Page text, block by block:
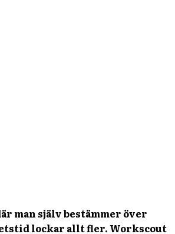
man själv bestämmer över
lockar allt fler. Workscout